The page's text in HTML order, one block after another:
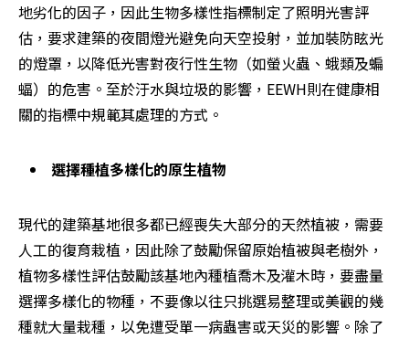
地劣化的因子，因此生物多樣性指標制定了照明光害評
估，要求建築的夜間燈光避免向天空投射，並加裝防眩光
的燈罩，以降低光害對夜行性生物（如螢火蟲、蛾類及蝙
蝠）的危害。至於汙水與垃圾的影響，EEWH則在健康相
關的指標中規範其處理的方式。
選擇種植多樣化的原生植物
現代的建築基地很多都已經喪失大部分的天然植被，需要
人工的復育栽植，因此除了鼓勵保留原始植被與老樹外，
植物多樣性評估鼓勵該基地內種植喬木及灌木時，要盡量
選擇多樣化的物種，不要像以往只挑選易整理或美觀的幾
種就大量栽種，以免遭受單一病蟲害或天災的影響。除了